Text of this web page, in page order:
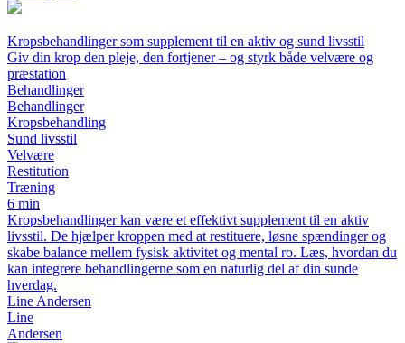
Kropsbehandlinger som supplement til en aktiv og sund livsstil
Giv din krop den pleje, den fortjener – og styrk både velvære og
præstation
Behandlinger
Behandlinger
Kropsbehandling
Sund livsstil
Velvære
Restitution
Træning
6 min
Kropsbehandlinger kan være et effektivt supplement til en aktiv
livsstil. De hjælper kroppen med at restituere, løsne spændinger og
skabe balance mellem fysisk aktivitet og mental ro. Læs, hvordan du
kan integrere behandlingerne som en naturlig del af din sunde
hverdag.
Line Andersen
Line
Andersen